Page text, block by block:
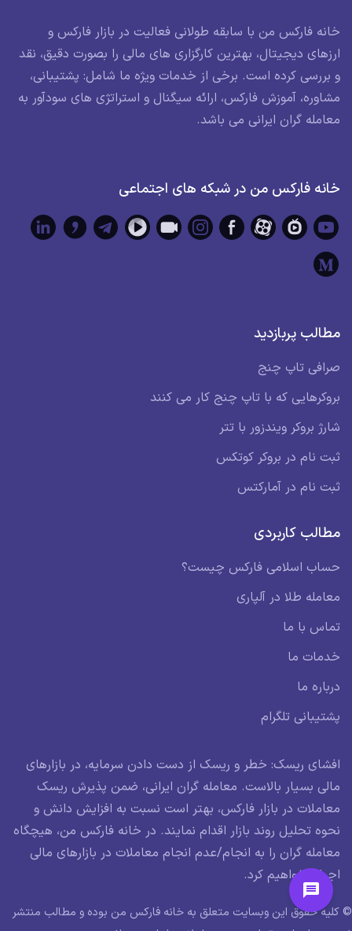
خانه فارکس من با سابقه طولانی فعالیت در بازار فارکس و
ارزهای دیجیتال، بهترین کارگزاری های مالی را بصورت دقیق، نقد
و بررسی کرده است. برخی از خدمات ویژه ما شامل: پشتیبانی،
مشاوره، آموزش فارکس، ارائه سیگنال و استراتژی های سودآور به
معامله گران ایرانی می باشد.
خانه فارکس من در شبکه های اجتماعی
مطالب پربازدید
صرافی تاپ چنج
بروکرهایی که با تاپ چنج کار می کنند
شارژ بروکر ویندزور با تتر
ثبت نام در بروکر کوتکس
ثبت نام در آمارکتس
مطالب کاربردی
حساب اسلامی فارکس چیست؟
معامله طلا در آلپاری
تماس با ما
خدمات ما
درباره ما
پشتیبانی تلگرام
افشای ریسک: خطر و ریسک از دست دادن سرمایه، در بازارهای
مالی بسیار بالاست. معامله گران ایرانی، ضمن پذیرش ریسک
معاملات در بازار فارکس، بهتر است نسبت به افزایش دانش و
نحوه تحلیل روند بازار اقدام نمایند. در خانه فارکس من، هیچگاه
معامله گران را به انجام/عدم انجام معاملات در بازارهای مالی
اجبار نخواهیم کرد.
© کلیه حقوق این وبسایت متعلق به خانه فارکس من بوده و مطالب منتشر